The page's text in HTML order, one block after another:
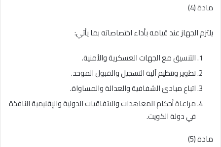
مادة (4)
يلتزم الجهاز عند قيامه بأداء اختصاصاته بما يأتي:
التنسيق مع الجهات العسكرية والأمنية.
تطوير وتنظيم آلية التسجيل والقبول الموحد.
اتباع مبادئ الشفافية والعدالة والمساواة.
مراعاة أحكام المعاهدات والاتفاقيات الدولية والإقليمية النافذة
في دولة الكويت.
مادة (5)